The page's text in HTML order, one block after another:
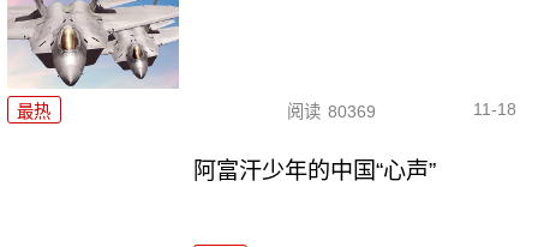
最热 阅读 80369 11-18
阿富汗少年的中国“心声”